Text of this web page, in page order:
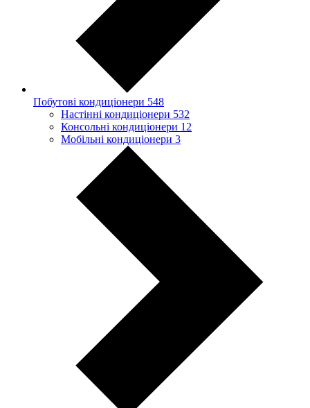
Побутові кондиціонери 548
Настінні кондиціонери 532
Консольні кондиціонери 12
Мобільні кондиціонери 3